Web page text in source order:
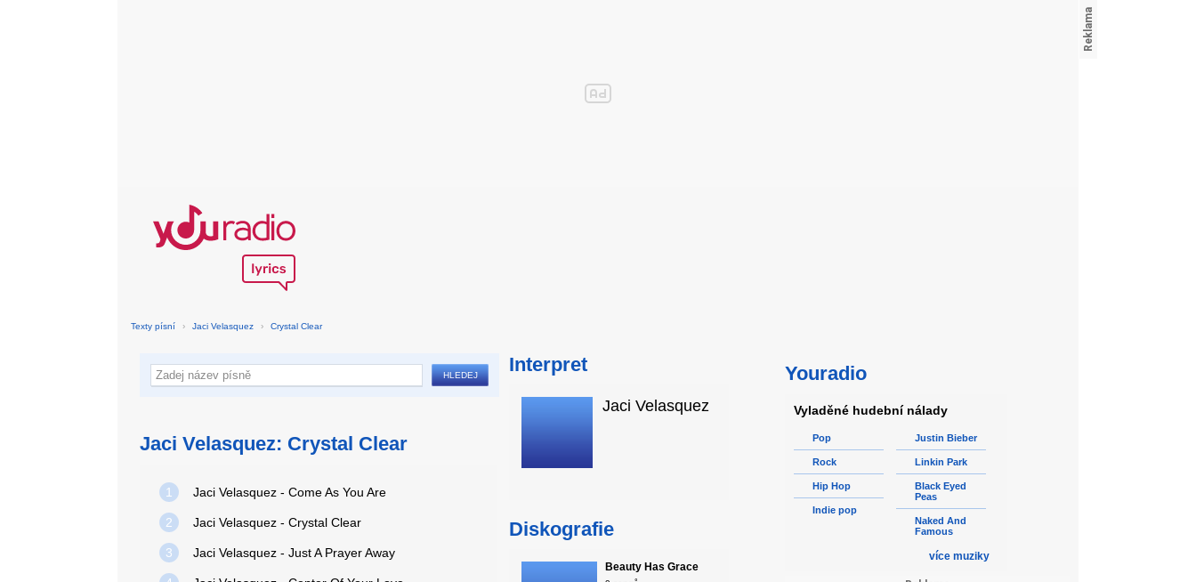
Texty písní › Jaci Velasquez › Crystal Clear
Jaci Velasquez: Crystal Clear
1 Jaci Velasquez - Come As You Are
2 Jaci Velasquez - Crystal Clear
3 Jaci Velasquez - Just A Prayer Away
Interpret
Jaci Velasquez
Diskografie
Beauty Has Grace
Youradio
Vyladěné hudební nálady
Pop
Rock
Hip Hop
Indie pop
Justin Bieber
Linkin Park
Black Eyed
Peas
Naked And
Famous
více muziky